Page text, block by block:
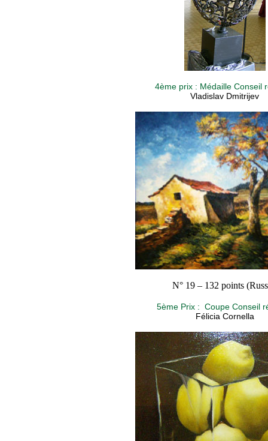
4ème prix : Médaille Conseil
Vladislav Dmitrijev
N° 19 – 132 points
5ème Prix : Coupe Conseil
Félicia Cornella